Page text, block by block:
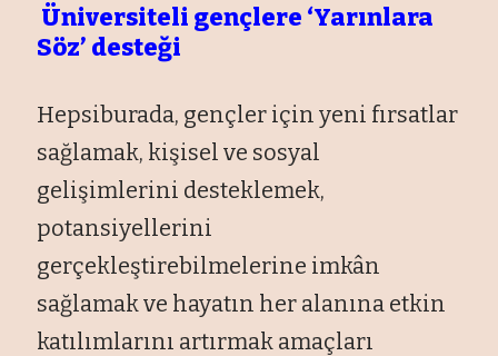
Üniversiteli gençlere ‘Yarınlara
Söz’ desteği
Hepsiburada, gençler için yeni fırsatlar
sağlamak, kişisel ve sosyal
gelişimlerini desteklemek,
potansiyellerini
gerçekleştirebilmelerine imkân
sağlamak ve hayatın her alanına etkin
katılımlarını artırmak amaçları